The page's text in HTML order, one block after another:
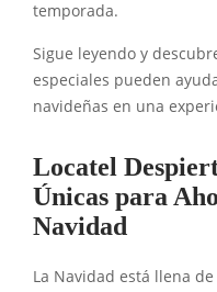
temporada.
Sigue leyendo y
especiales pueden
navideñas en una
Locatel
Únicas para
Navidad
La Navidad está llena